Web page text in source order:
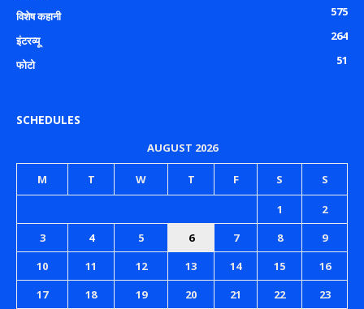
विशेष कहानी
575
इंटरव्यू
264
फोटो
51
SCHEDULES
AUGUST 2026
M T W T F S S
1
2
3
4 5 6 7 8
9
10
11 12 13 14 15
16
17
18 19 20 21 22
23